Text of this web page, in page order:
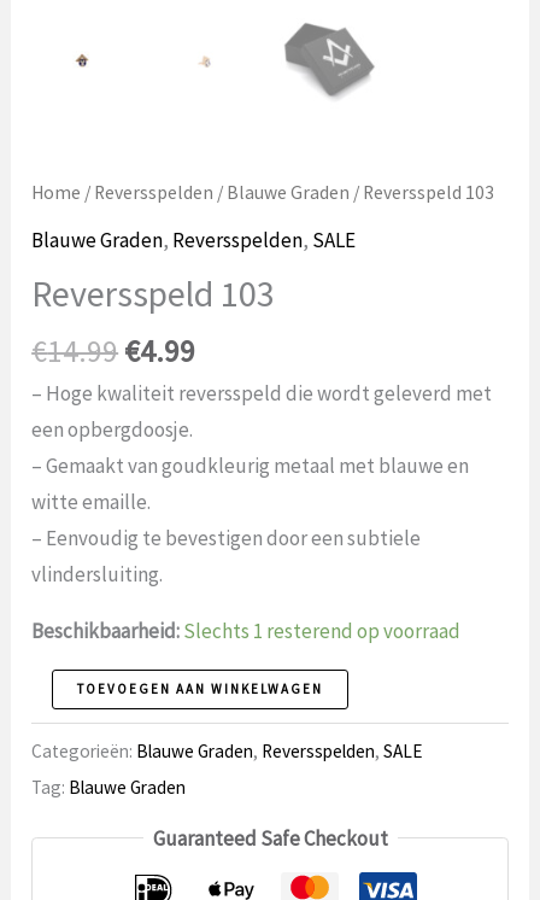
Home / Reversspelden / Blauwe Graden / Reversspeld 103
Blauwe Graden, Reversspelden, SALE
Reversspeld 103
€14.99Oorspronkelijke
prijs
was:
€14.99.
€4.99Huidige
prijs
€4.99.
– Hoge kwaliteit reversspeld die wordt geleverd met
een opbergdoosje.
– Gemaakt van goudkleurig metaal met blauwe en
witte emaille.
– Eenvoudig te bevestigen door een subtiele
vlindersluiting.
Beschikbaarheid:Slechts 1 resterend op voorraad
Reversspeld
103
aantal
TOEVOEGEN AAN WINKELWAGEN
Categorieën: Blauwe Graden, Reversspelden,SALE
Tag: Blauwe Graden
Guaranteed Safe Checkout